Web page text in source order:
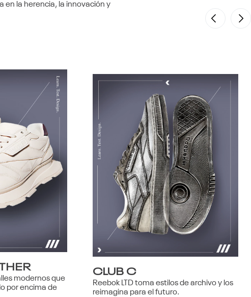
en la herencia, la innovación y
modernos que
por encima de
CLUB C
Reebok LTD toma estilos de archivo y los
reimagina para el futuro.